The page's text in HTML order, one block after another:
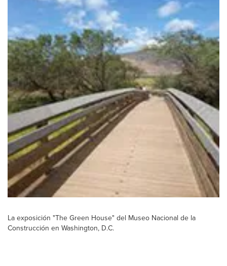
La exposición "The Green House" del Museo Nacional de la
Construcción en Washington, D.C.